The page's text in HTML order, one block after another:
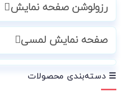
رزولوشن صفحه نمایش
صفحه نمایش لمسی
☰ دسته‌بندی محصولات